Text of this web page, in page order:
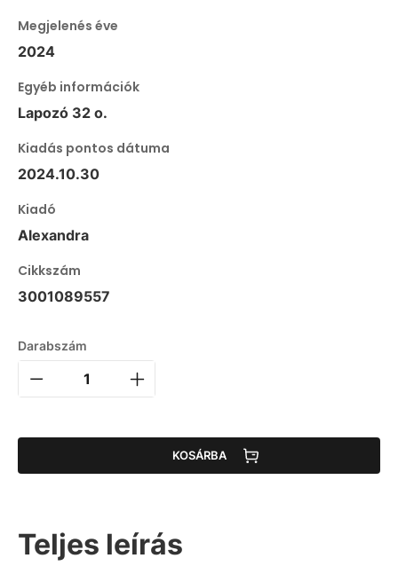
Megjelenés éve
2024
Egyéb információk
Lapozó 32 o.
Kiadás pontos dátuma
2024.10.30
Kiadó
Alexandra
Cikkszám
3001089557
Darabszám
KOSÁRBA
Teljes leírás